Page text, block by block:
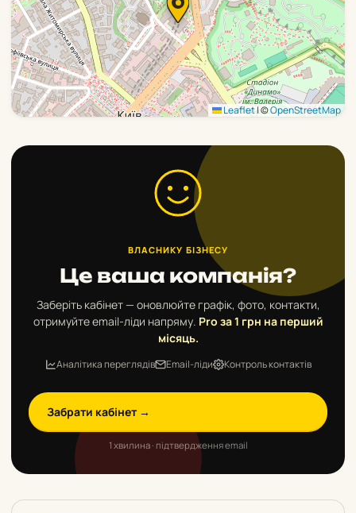
Leaflet|©OpenStreetMap
ВЛАСНИКУ БІЗНЕСУ
Це ваша компанія?
Заберіть кабінет — оновлюйте графік, фото, контакти,
отримуйте email-ліди напряму. Pro за 1 грн на перший
місяць.
Аналітика переглядів Email-ліди Контроль контактів
Забрати кабінет →
1 хвилина · підтвердження email